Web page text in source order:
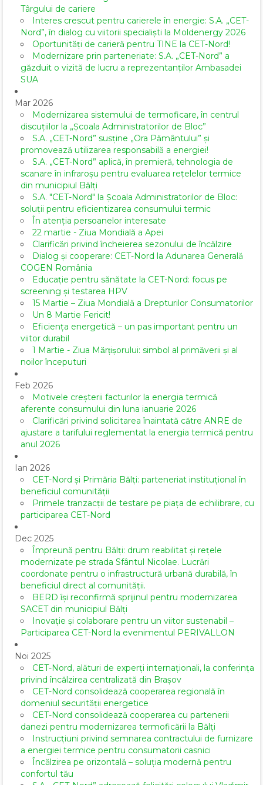
Târgului de cariere
Interes crescut pentru carierele în energie: S.A. „CET-
Nord”, în dialog cu viitorii specialiști la Moldenergy 2026
Oportunități de carieră pentru TINE la CET-Nord!
Modernizare prin parteneriate: S.A. „CET-Nord” a
găzduit o vizită de lucru a reprezentanților Ambasadei
SUA
Mar 2026
Modernizarea sistemului de termoficare, în centrul
discuțiilor la „Școala Administratorilor de Bloc”
S.A. „CET-Nord” susține „Ora Pământului” și
promovează utilizarea responsabilă a energiei!
S.A. „CET-Nord” aplică, în premieră, tehnologia de
scanare în infraroșu pentru evaluarea rețelelor termice
din municipiul Bălți
S.A. "CET-Nord" la Școala Administratorilor de Bloc:
soluții pentru eficientizarea consumului termic
În atenția persoanelor interesate
22 martie - Ziua Mondială a Apei
Clarificări privind încheierea sezonului de încălzire
Dialog și cooperare: CET-Nord la Adunarea Generală
COGEN România
Educație pentru sănătate la CET-Nord: focus pe
screening și testarea HPV
15 Martie – Ziua Mondială a Drepturilor Consumatorilor
Un 8 Martie Fericit!
Eficiența energetică – un pas important pentru un
viitor durabil
1 Martie - Ziua Mărțișorului: simbol al primăverii și al
noilor începuturi
Feb 2026
Motivele creșterii facturilor la energia termică
aferente consumului din luna ianuarie 2026
Clarificări privind solicitarea înaintată către ANRE de
ajustare a tarifului reglementat la energia termică pentru
anul 2026
Ian 2026
CET-Nord și Primăria Bălți: parteneriat instituțional în
beneficiul comunității
Primele tranzacții de testare pe piața de echilibrare, cu
participarea CET-Nord
Dec 2025
Împreună pentru Bălți: drum reabilitat și rețele
modernizate pe strada Sfântul Nicolae. Lucrări
coordonate pentru o infrastructură urbană durabilă, în
beneficiul direct al comunității.
BERD își reconfirmă sprijinul pentru modernizarea
SACET din municipiul Bălți
Inovație și colaborare pentru un viitor sustenabil –
Participarea CET-Nord la evenimentul PERIVALLON
Noi 2025
CET-Nord, alături de experți internaționali, la conferința
privind încălzirea centralizată din Brașov
CET-Nord consolidează cooperarea regională în
domeniul securității energetice
CET-Nord consolidează cooperarea cu partenerii
danezi pentru modernizarea termoficării la Bălți
Instrucțiuni privind semnarea contractului de furnizare
a energiei termice pentru consumatorii casnici
Încălzirea pe orizontală – soluția modernă pentru
confortul tău